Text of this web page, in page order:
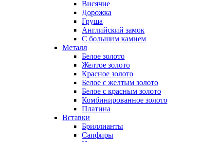
Висячие
Дорожка
Груша
Английский замок
С большим камнем
Металл
Белое золото
Желтое золото
Красное золото
Белое с желтым золото
Белое с красным золото
Комбинированное золото
Платина
Вставки
Бриллианты
Сапфиры